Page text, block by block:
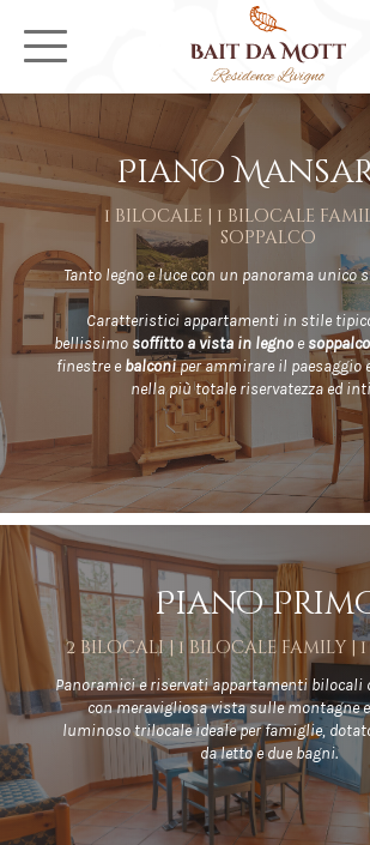
Piano
1 bilocale | 1 bilocale
soppalco
Tanto legno e luce con un panorama unico
Caratteristici appartamenti in stile
bellissimo soffitto a vista in legno e soppalco
finestre e balconiper ammirare il paesaggio
nella più totale riservatezza ed
Piano
2 bilocali | 1 bilocale family |
Panoramici e riservati appartamenti bilocali
con meravigliosa vista sulle montagne
luminoso trilocale ideale per famiglie,
da letto e due bagni.